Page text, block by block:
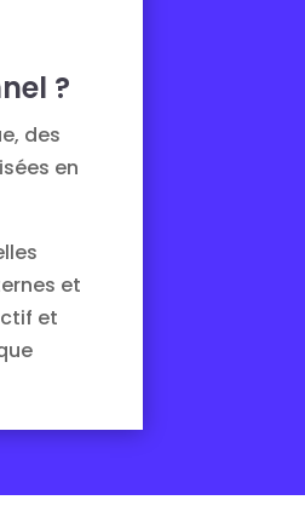
?
des
en
et
et